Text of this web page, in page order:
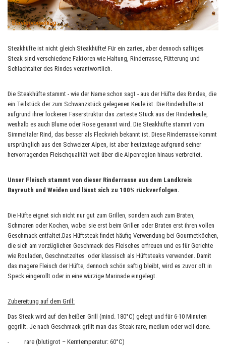
Steakhüfte ist nicht gleich Steakhüfte! Für ein zartes, aber dennoch saftiges
Steak sind verschiedene Faktoren wie Haltung, Rinderrasse, Fütterung und
Schlachtalter des Rindes verantwortlich.
Die Steakhüfte stammt - wie der Name schon sagt - aus der Hüfte des Rindes, die
ein Teilstück der zum Schwanzstück gelegenen Keule ist. Die Rinderhüfte ist
aufgrund ihrer lockeren Faserstruktur das zarteste Stück aus der Rinderkeule,
weshalb es auch Blume oder Rose genannt wird. Die Steakhüfte stammt vom
Simmeltaler Rind, das besser als Fleckvieh bekannt ist. Diese Rinderrasse kommt
ursprünglich aus den Schweizer Alpen, ist aber heutzutage aufgrund seiner
hervorragenden Fleischqualität weit über die Alpenregion hinaus verbreitet.
Unser Fleisch stammt von dieser Rinderrasse aus dem Landkreis
Bayreuth und Weiden und lässt sich zu 100% rückverfolgen.
Die Hüfte eignet sich nicht nur gut zum Grillen, sondern auch zum Braten,
Schmoren oder Kochen, wobei sie erst beim Grillen oder Braten erst ihren vollen
Geschmack entfaltet.Das Hüftsteak findet häufig Verwendung bei Gourmetköchen,
die sich am vorzüglichen Geschmack des Fleisches erfreuen und es für Gerichte
wie Rouladen, Geschnetzeltes oder klassisch als Hüftsteaks verwenden. Damit
das magere Fleisch der Hüfte, dennoch schön saftig bleibt, wird es zuvor oft in
Speck eingerollt oder in eine würzige Marinade eingelegt.
Zubereitung auf dem Grill:
Das Steak wird auf den heißen Grill (mind. 180°C) gelegt und für 6-10 Minuten
gegrillt. Je nach Geschmack grillt man das Steak rare, medium oder well done.
- rare (blutigrot – Kerntemperatur: 60°C)